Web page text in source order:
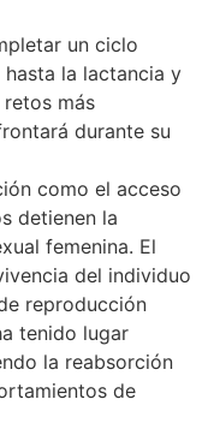
un ciclo
la lactancia y
más
durante su
como el acceso
detienen la
femenina. El
del individuo
reproducción
tenido lugar
la reabsorción
de